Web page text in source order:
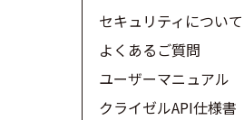
セキュリティについて
よくあるご質問
ユーザーマニュアル
クライゼルAPI仕様書